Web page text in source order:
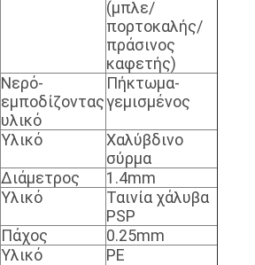
(μπλε/
πορτοκαλής/
πράσινος
καφετής)
Νερό-
εμποδίζοντας
υλικό
Πήκτωμα-
γεμισμένος
Υλικό
Χαλύβδινο
σύρμα
Διάμετρος
1.4mm
Υλικό
Ταινία χάλυβα
PSP
Πάχος
0.25mm
Υλικό
PE